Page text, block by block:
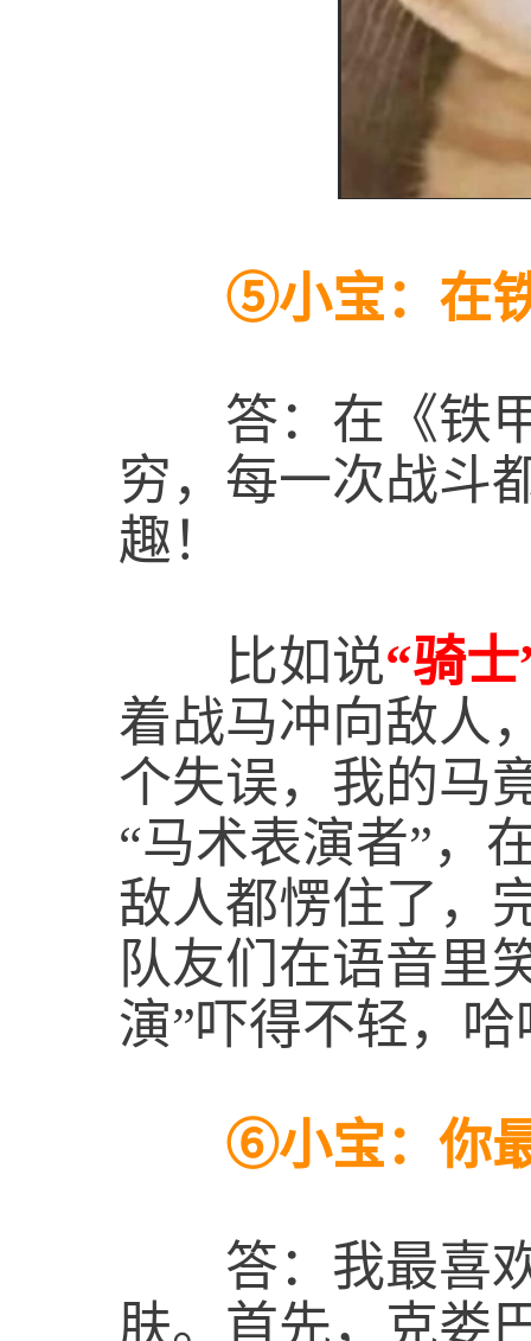
⑤小宝：在铁
答：在《铁甲
穷，每一次战斗
趣！
比如说“骑
着战马冲向敌人
个失误，我的马
“马术表演者”，
敌人都愣住了，
队友们在语音里
演”吓得不轻，哈
⑥小宝：你最
答：我最喜
肤。首先，克娄